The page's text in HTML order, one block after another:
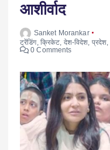
आशीर्वाद
Sanket Morankar
ट्रेंडिंग, क्रिकेट देश-विदेश प्रदेश
0 Comments